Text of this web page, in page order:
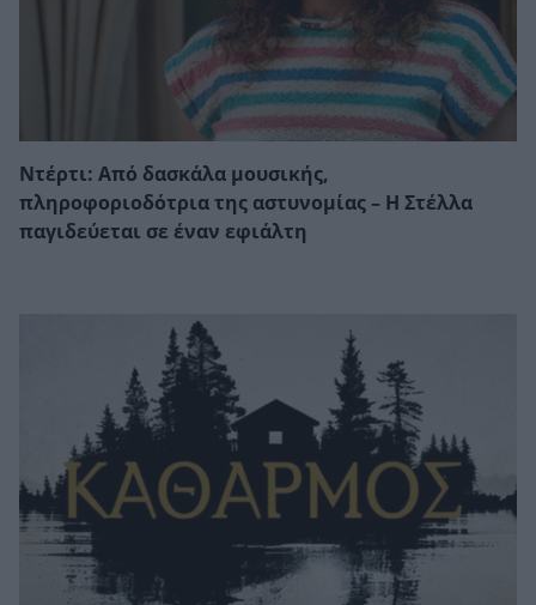
Ντέρτι: Από δασκάλα μουσικής,
πληροφοριοδότρια της αστυνομίας – Η Στέλλα
παγιδεύεται σε έναν εφιάλτη